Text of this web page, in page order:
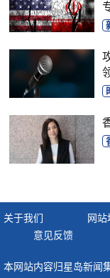
关于我们 网站
意见反馈
本网站内容归星岛新闻